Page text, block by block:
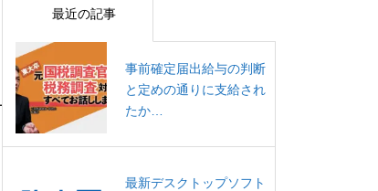
最近の記事
事前確定届出給与の判断
と定めの通りに支給され
たか…
最新デスクトップソフト